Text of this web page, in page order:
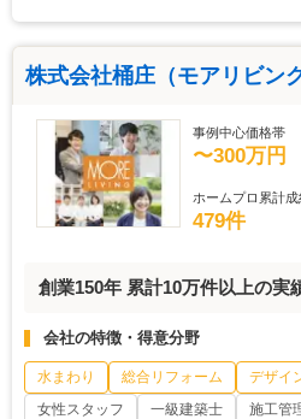
株式会社桶庄（モアリビン
事例中心価格帯
〜300万円
ホームプロ累計
479件
創業150年 累計10万件以上の実
会社の特徴・得意分野
水まわり 総合リフォーム デザイ
女性スタッフ
一級建築士 施工管